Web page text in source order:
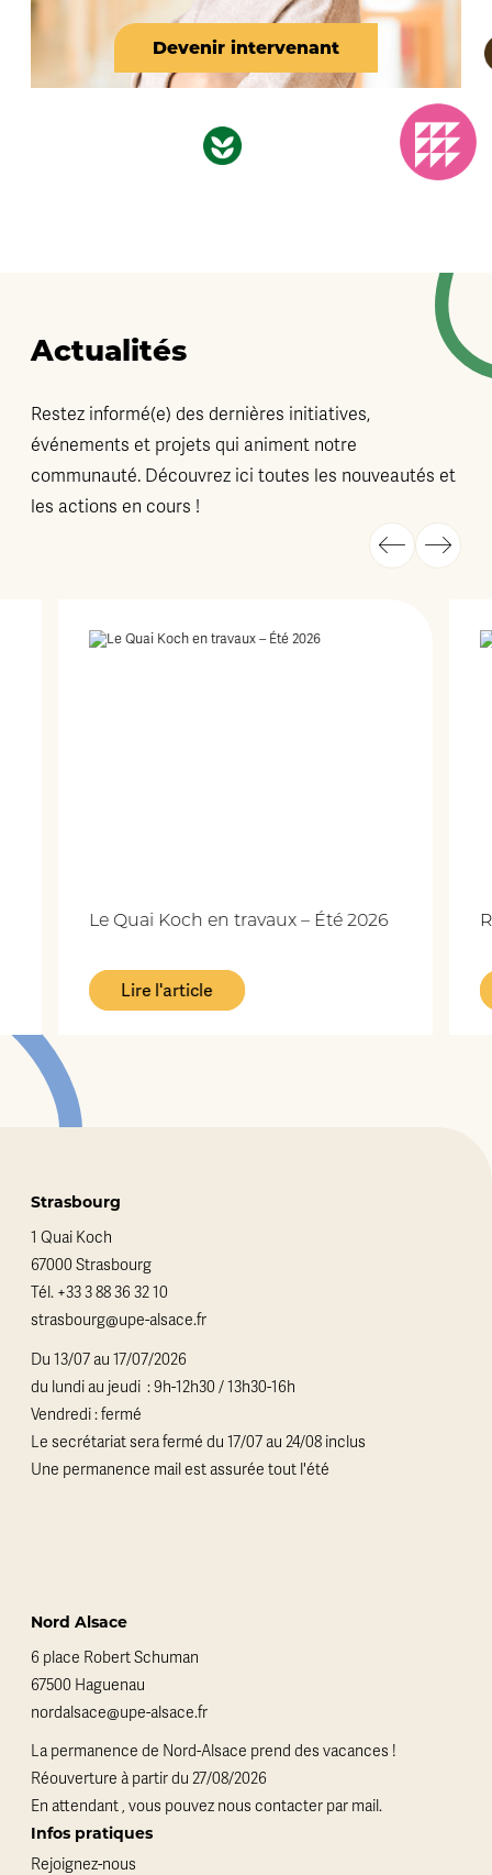
Devenir intervenant
Actualités
Restez informé(e) des dernières initiatives,
événements et projets qui animent notre
communauté. Découvrez ici toutes les nouveautés et
les actions en cours !
Le Quai Koch en travaux – Été 2026
Lire l'article
Strasbourg
1 Quai Koch
67000 Strasbourg
Tél. +33 3 88 36 32 10
strasbourg@upe-alsace.fr
Du 13/07 au 17/07/2026
du lundi au jeudi : 9h-12h30 / 13h30-16h
Vendredi : fermé
Le secrétariat sera fermé du 17/07 au 24/08 inclus
Une permanence mail est assurée tout l'été
Nord Alsace
6 place Robert Schuman
67500 Haguenau
nordalsace@upe-alsace.fr
La permanence de Nord-Alsace prend des vacances !
Réouverture à partir du 27/08/2026
En attendant , vous pouvez nous contacter par mail.
Infos pratiques
Rejoignez-nous